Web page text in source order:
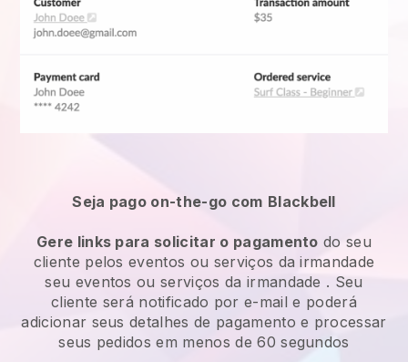
Seja pago on-the-go com Blackbell
Gere links para solicitar o pagamento do seu
cliente peloseventos ou serviços da irmandade
seu eventos ou serviços da irmandade . Seu
cliente será notificado por e-mail e poderá
adicionar seus detalhes de pagamento e processar
seus pedidos em menos de 60 segundos